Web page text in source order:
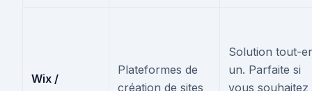
Wix /
Plateformes de
création de sites
Solution tout-
un. Parfaite si
vous souhaitez